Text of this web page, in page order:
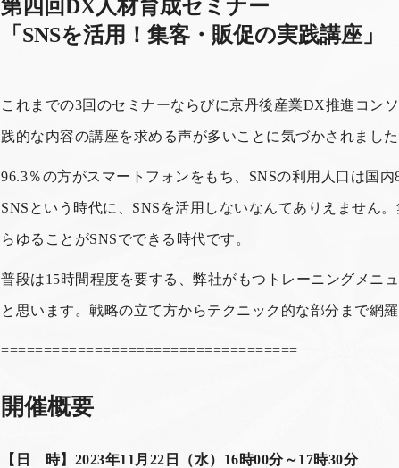
第四回DX人材育成セミナー
「SNSを活用！集客・販促の実践講座」
これまでの3回のセミナーならびに京丹後産業DX推進コン
践的な内容の講座を求める声が多いことに気づかされまし
96.3％の方がスマートフォンをもち、SNSの利用人口は国
SNSという時代に、SNSを活用しないなんてありえません
らゆることがSNSでできる時代です。
普段は15時間程度を要する、弊社がもつトレーニングメニ
と思います。戦略の立て方からテクニック的な部分まで網
===================================
開催概要
【日 時】2023年11月22日（水） 16時00分～17時30分